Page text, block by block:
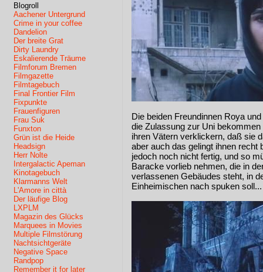
Blogroll
Aachener Untergrund
Crime in your coffee
Dandelion
Der breite Grat
Dirty Laundry
Eskalierende Träume
Filmforum Bremen
Filmgazette
Filmtagebuch
Final Frontier Film
Fixpunkte
Frauenfiguren
Frau Suk
Funxton
Grün ist die Heide
Headsign
Herr Nolte
Intergalactic Apeman
Kinotagebuch
Klarmanns Welt
L'Amore in città
Der läufige Blog
LXPLM
Magazin des Glücks
Marquees in Movies
Multiple Filmstörung
Nachtsichtgeräte
Negative Space
Randpop
Remember it for later
Die beiden Freundinnen Roya
die Zulassung zur Uni
ihren Vätern verklickern, daß sie
aber auch das gelingt ihnen recht
jedoch noch nicht fertig, und so
Baracke vorlieb nehmen, die in
verlassenen Gebäudes steht, in
Einheimischen nach spuken soll...